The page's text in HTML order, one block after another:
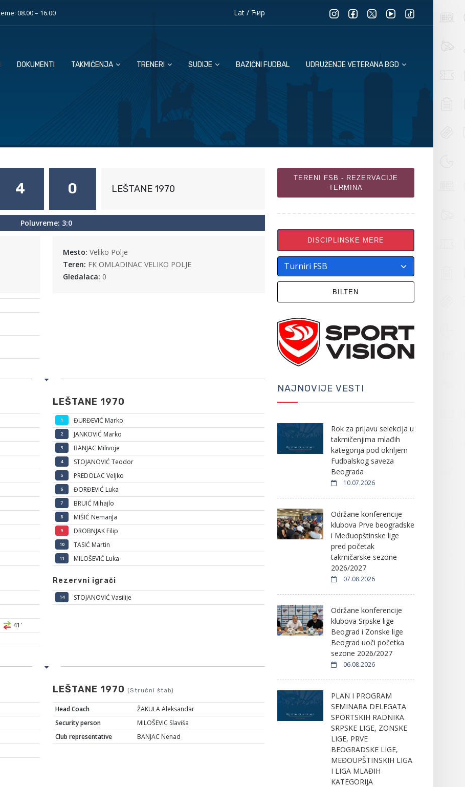
08.00 – 16.00 Lat/ Ћир
DOKUMENTI TAKMIČENJA TRENERI SUDIJE BAZIČNI FUDBAL UDRUŽENJE VETERANA BGD
4 0 LEŠTANE 1970
Poluvreme: 3:0
Mesto: Veliko Polje
Teren: FK OMLADINAC VELIKO POLJE
Gledalaca: 0
41'
LEŠTANE 1970
1 ĐURĐEVIĆ Marko
2 JANKOVIĆ Marko
3 BANJAC Milivoje
4 STOJANOVIĆ Teodor
5 PREDOLAC Veljko
6 ĐORĐEVIĆ Luka
7 BRUIĆ Mihajlo
8 MIŠIĆ NemanJa
9 DROBNJAK Filip
10 TASIĆ Martin
11 MILOŠEVIĆ Luka
Rezervni igrači
14 STOJANOVIĆ Vasilije
LEŠTANE 1970 (Stručni štab)
Head Coach
ŽAKULA Aleksandar
Security person
MILOŠEVIC Slaviša
Club representative
BANJAC Nenad
TERENI FSB - REZERVACIJE
TERMINA
DISCIPLINSKE MERE
BILTEN
NAJNOVIJE VESTI
Rok za prijavu selekcija u
takmičenjima mlađih
kategorija pod okriljem
Fudbalskog saveza
Beograda
10.07.2026
Održane konferencije
klubova Prve beogradske
i Međuopštinske lige
pred početak
takmičarske sezone
2026/2027
07.08.2026
Održane konferencije
klubova Srpske lige
Beograd i Zonske lige
Beograd uoči početka
sezone 2026/2027
06.08.2026
PLAN I PROGRAM
SEMINARA DELEGATA
SPORTSKIH RADNIKA
SRPSKE LIGE, ZONSKE
LIGE, PRVE
BEOGRADSKE LIGE,
MEĐOUPŠTINSKIH LIGA
I LIGA MLAĐIH
KATEGORIJA